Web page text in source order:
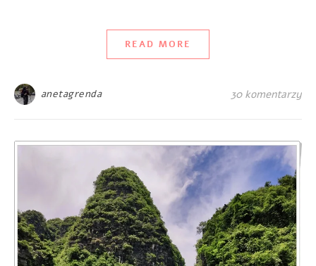
READ MORE
anetagrenda 30 komentarzy